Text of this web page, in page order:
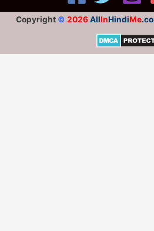
Copyright © 2026AllInHindiMe